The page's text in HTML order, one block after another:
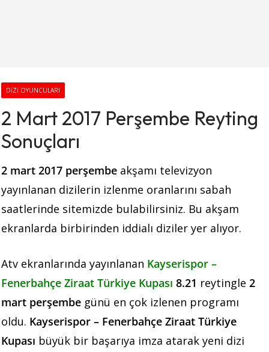
DIZI OYUNCULARI
2 Mart 2017 Perşembe Reyting
Sonuçları
2 mart 2017 perşembe akşamı televizyon
yayınlanan dizilerin izlenme oranlarını sabah
saatlerinde sitemizde bulabilirsiniz. Bu akşam
ekranlarda birbirinden iddialı diziler yer alıyor.
Atv ekranlarında yayınlanan Kayserispor –
Fenerbahçe Ziraat Türkiye Kupası 8.21 reytingle 2
mart perşembe günü en çok izlenen programı
oldu. Kayserispor – Fenerbahçe Ziraat Türkiye
Kupası büyük bir başarıya imza atarak yeni dizi